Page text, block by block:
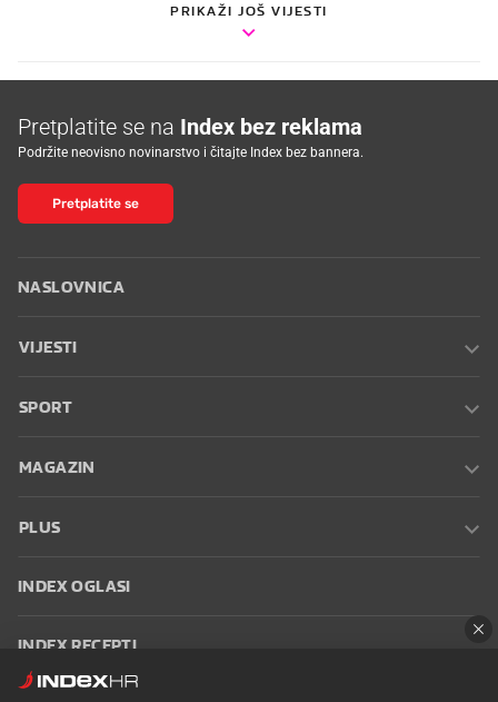
PRIKAŽI JOŠ VIJESTI
Pretplatite se na Index bez reklama
Podržite neovisno novinarstvo i čitajte Index bez bannera.
Pretplatite se
NASLOVNICA
VIJESTI
SPORT
MAGAZIN
PLUS
INDEX OGLASI
INDEX RECEPTI